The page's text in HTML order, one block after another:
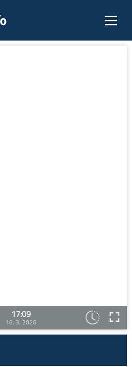
17:09
16. 3. 2026